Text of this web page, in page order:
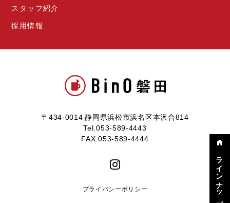
〒434-0014 静岡県浜松市浜名区本沢合814
Tel.053-589-4443
FAX.053-589-4444
スタッフ紹介
採用情報
プライバシーポリシー
ラインナップ